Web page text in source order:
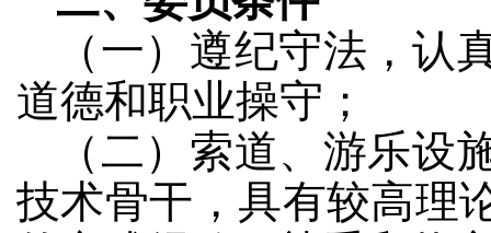
（一）遵纪守法，认
道德和职业操守；
（二）索道、游乐设
技术骨干，具有较高理